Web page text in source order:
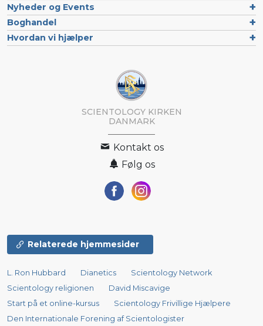
Nyheder og Events
Boghandel
Hvordan vi hjælper
SCIENTOLOGY KIRKEN
DANMARK
Kontakt os
Følg os
Relaterede hjemmesider
L. Ron Hubbard Dianetics
Scientology Network
Scientology religionen
David Miscavige
Start på et online-kursus
Scientology Frivillige Hjælpere
Den Internationale Forening af Scientologister